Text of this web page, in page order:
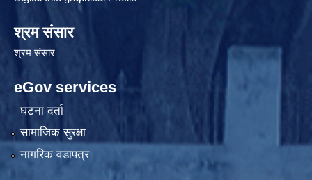
श्रम संसार
श्रम संसार
eGov services
घटना दर्ता
सामाजिक सुरक्षा
नागरिक वडापत्र